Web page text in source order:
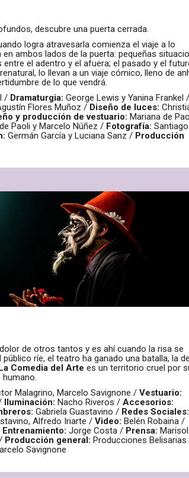
descubre una puerta cerrada.
logra atravesarla comienza el viaje a lo
ambos lados de la puerta: pequeñas
el adentro y el afuera; el pasado y el
lo llevan a un viaje cómico, lleno de
de lo que vendrá.
/ Dramaturgia: George Lewis y Yanina Frankel /
Flores Muñoz / Diseño de luces:
y producción de vestuario: Mariana de
Paoli y Marcelo Núñez / Fotografía: Santiago
Germán García y Luciana Sanz / Producción
de otros tantos y es ahí cuando la risa se
ríe, el teatro ha ganado una batalla, la de
Comedia del Arte es un territorio cruel por
Malagrino, Marcelo Savignone /Vestuario:
Iluminación: Nacho Riveros /Accesorios:
Gabriela Guastavino / Redes Sociales:
Alfredo Iriarte /Video: Belén Robaina /
Entrenamiento:Jorge Costa / Prensa: Marisol
Producción general: Producciones
Savignone